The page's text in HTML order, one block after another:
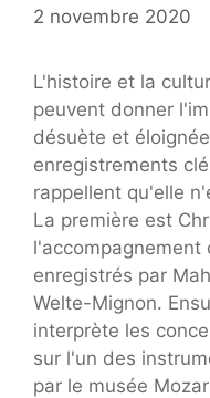
2 novembre 2020
L'histoire et la
peuvent donner
désuète et
enregistrements
rappellent qu'elle
La première est
l'accompagnement
enregistrés par
Welte-Mignon.
interprète les
sur l'un des
par le musée